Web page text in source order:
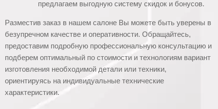
предлагаем выгодную систему скидок и бонусов.
Разместив заказ в нашем салоне Вы можете быть уверены в
безупречном качестве и оперативности. Обращайтесь,
предоставим подробную профессиональную консультацию и
подберем оптимальный по стоимости и технологиям вариант
изготовления необходимой детали или техники,
ориентируясь на индивидуальные технические
характеристики.